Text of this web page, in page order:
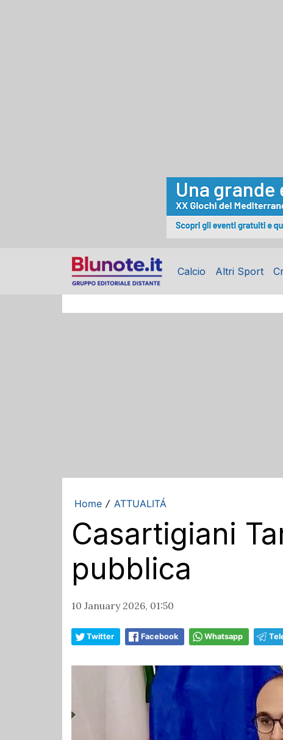
Calcio Altri Sport
Home / ATTUALITÁ
Casartigiani
pubblica
10 January 2026, 01:50
Twitter Facebook Whatsapp